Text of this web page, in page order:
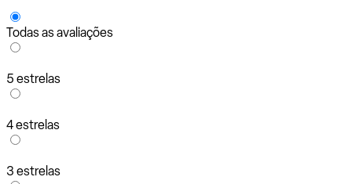
Todas as avaliações
5 estrelas
4 estrelas
3 estrelas